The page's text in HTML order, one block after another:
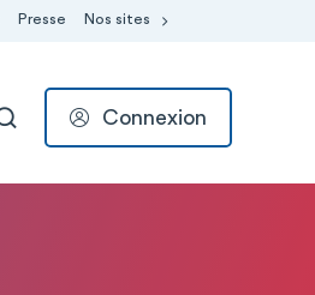
Presse Nos sites
RECHERCHER
Connexion